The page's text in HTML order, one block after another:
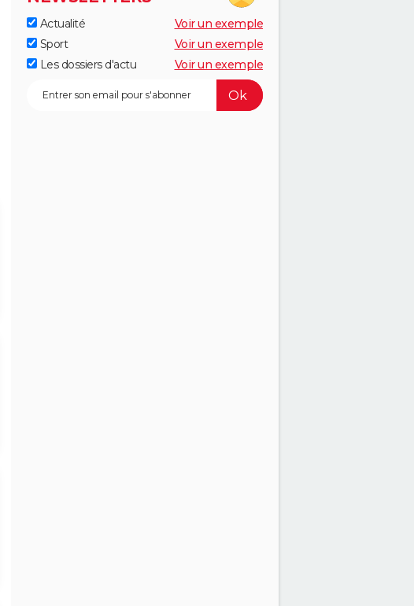
Actualité
Voir un exemple
Sport
Voir un exemple
Les dossiers d'actu
Voir un exemple